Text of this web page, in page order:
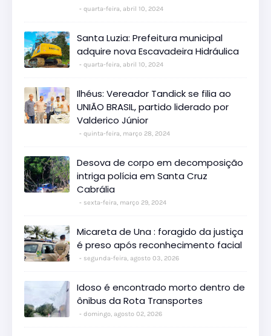
quarta-feira, abril 10, 2024
Santa Luzia: Prefeitura municipal
adquire nova Escavadeira Hidráulica
quarta-feira, abril 10, 2024
Ilhéus: Vereador Tandick se filia ao
UNIÃO BRASIL, partido liderado por
Valderico Júnior
quinta-feira, março 28, 2024
Desova de corpo em decomposição
intriga polícia em Santa Cruz
Cabrália
sexta-feira, março 29, 2024
Micareta de Una : foragido da justiça
é preso após reconhecimento facial
segunda-feira, agosto 03, 2026
Idoso é encontrado morto dentro de
ônibus da Rota Transportes
domingo, agosto 02, 2026